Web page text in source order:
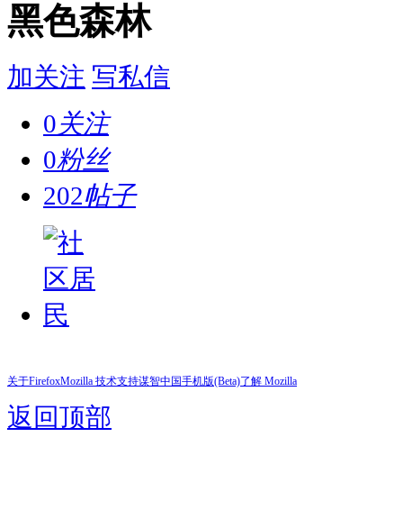
黑色森林
加关注 写私信
0关注
0粉丝
202帖子
关于FirefoxMozilla 技术支持谋智中国手机版(Beta)了解 Mozilla
返回顶部